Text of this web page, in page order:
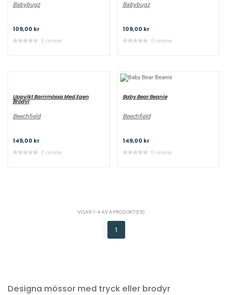
Babybugz
109,00 kr
0 review
Babybugz
109,00 kr
0 review
Uppvikt Barnmössa Med Egen
Brodyr
Beechfield
149,00 kr
0 review
Baby Bear Beanie
Beechfield
149,00 kr
0 review
VISAR 1-4 AV 4 PRODUKT(ER)
1
Designa mössor med tryck eller brodyr